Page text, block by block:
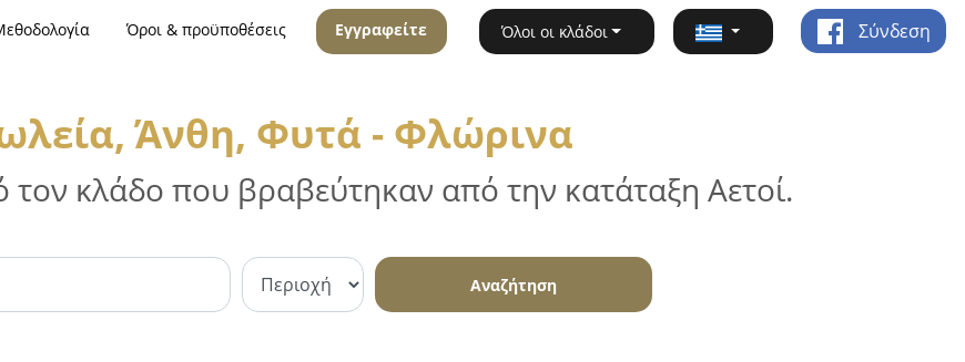
Όροι & προϋποθέσεις Εγγραφείτε Όλοι οι κλάδοι Σύνδεση
Άνθη, Φυτά - Φλώρινα
τον κλάδο που βραβεύτηκαν από την κατάταξη Αετοί.
Αναζήτηση